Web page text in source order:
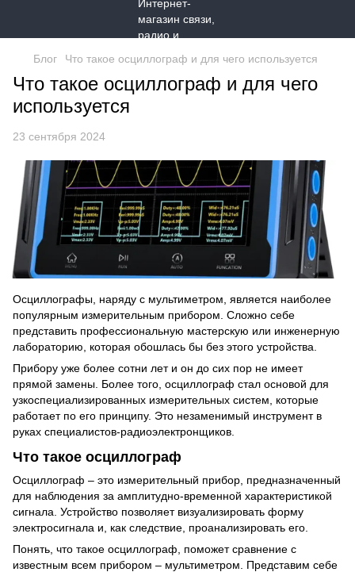
Блог Что такое осциллограф и для чего используется
Что такое осциллограф и для чего
используется
23 сентября 2024
Осциллографы, наряду с мультиметром, является наиболее
популярным измерительным прибором. Сложно себе
представить профессиональную мастерскую или инженерную
лабораторию, которая обошлась бы без этого устройства.
Прибору уже более сотни лет и он до сих пор не имеет
прямой замены. Более того, осциллограф стал основой для
узкоспециализированных измерительных систем, которые
работает по его принципу. Это незаменимый инструмент в
руках специалистов-радиоэлектронщиков.
Что такое осциллограф
Осциллограф – это измерительный прибор, предназначенный
для наблюдения за амплитудно-временной характеристикой
сигнала. Устройство позволяет визуализировать форму
электросигнала и, как следствие, проанализировать его.
Понять, что такое осциллограф, поможет сравнение с
известным всем прибором – мультиметром. Представим себе